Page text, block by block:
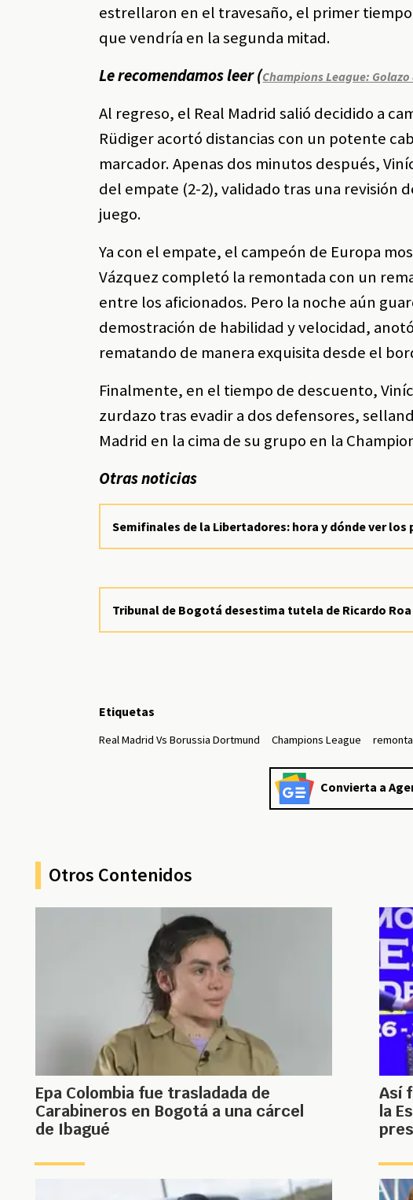
estrellaron en el travesaño, el primer
que vendría en la segunda mitad.
Le recomendamos leer (Champions League:
Al regreso, el Real Madrid salió decidido a
Rüdiger acortó distancias con un potente
marcador. Apenas dos minutos después,
del empate (2-2), validado tras una revisión
juego.
Ya con el empate, el campeón de Europa
Vázquez completó la remontada con un
entre los aficionados. Pero la noche aún
demostración de habilidad y velocidad,
rematando de manera exquisita desde el
Finalmente, en el tiempo de descuento,
zurdazo tras evadir a dos defensores,
Madrid en la cima de su grupo en la
Otras noticias
Semifinales de la Libertadores: hora y dónde ver los
Tribunal de Bogotá desestima tutela de Ricardo Roa
Etiquetas
Real Madrid Vs Borussia Dortmund Champions League
Convierta a
Otros Contenidos
Epa Colombia fue trasladada de
Carabineros en Bogotá a una cárcel
de Ibagué
Así
la